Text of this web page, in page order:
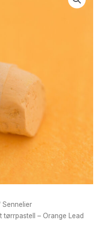
Sennelier
tørrpastell – Orange Lead